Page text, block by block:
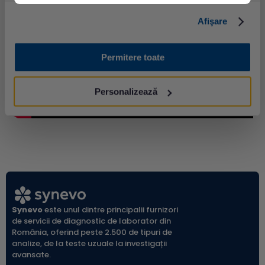
Afişare
Permitere toate
Personalizează
Synevoeste unul dintre principalii furnizori
de servicii de diagnostic de laborator din
România, oferind peste 2.500 de tipuri de
analize, de la teste uzuale la investigații
avansate.